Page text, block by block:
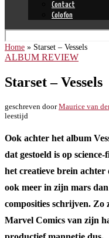
Contact
Colofon
Home » Starset – Vessels
ALBUM REVIEW
Starset – Vessels
geschreven doorMaurice van
leestijd
Ook achter het album
dat gestoeld is op
het creatieve brein
ook meer in zijn mars
composities schrijven. Zo
Marvel Comics van zijn